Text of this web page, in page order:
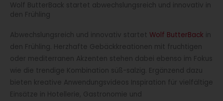
Wolf ButterBack startet abwechslungsreich und innovativ in
den Frühling
Abwechslungsreich und innovativ startet Wolf ButterBack in
den Frühling. Herzhafte Gebäckkreationen mit fruchtigen
oder mediterranen Akzenten stehen dabei ebenso im Fokus
wie die trendige Kombination süß-salzig. Ergänzend dazu
bieten kreative Anwendungsvideos Inspiration für vielfältige
Einsätze in Hotellerie, Gastronomie und